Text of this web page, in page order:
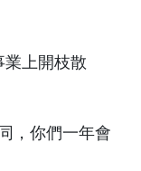
業上開枝散
，你們一年會